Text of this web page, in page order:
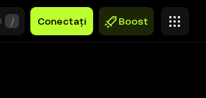
/ Conectați Boost